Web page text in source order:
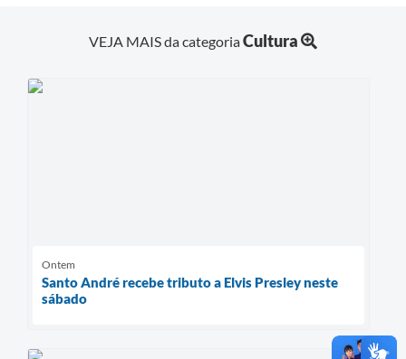
VEJA MAIS da categoriaCultura
Ontem
Santo André recebe tributo a Elvis Presley neste
sábado